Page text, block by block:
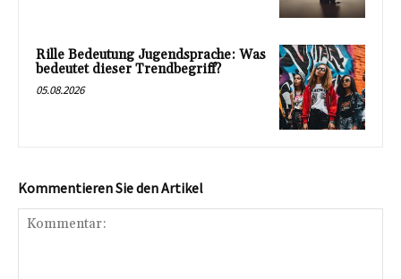
Rille Bedeutung Jugendsprache: Was
bedeutet dieser Trendbegriff?
05.08.2026
Kommentieren Sie den Artikel